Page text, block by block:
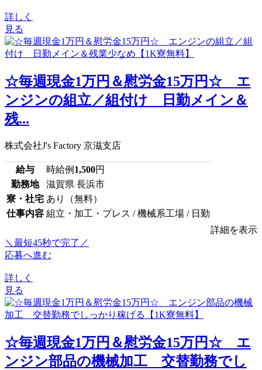
詳しく
見る
☆毎週現金1万円＆慰労金15万円☆ エ
ンジンの組立／組付け 日勤メイン＆
残...
株式会社J's Factory 京滋支店
給与 時給例 1,500円
勤務地
滋賀県 長浜市
寮・社宅 あり（無料）
仕事内容 組立・加工・プレス / 機械系工場 / 日勤
詳細を表示
＼最短45秒で完了／
応募へ進む
詳しく
見る
☆毎週現金1万円＆慰労金15万円☆ エ
ンジン部品の機械加工 交替勤務でし